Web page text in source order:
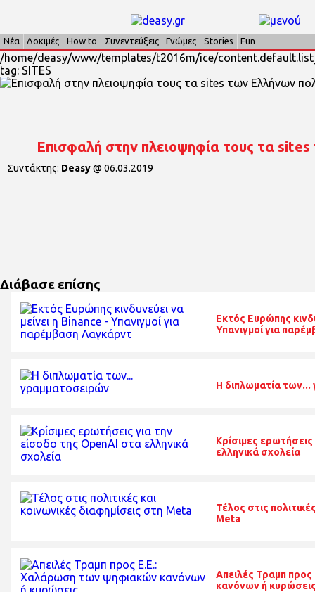
Νέα Δοκιμές How to Συνεντεύξεις Γνώμες Stories Fun
/home/deasy/www/templates/t2016m/ice/
tag: SITES
Επισφαλή στην πλειοψηφία τους τα
Συντάκτης: Deasy@ 06.03.2019
Διάβασε επίσης
Εκτός Ευρώπης
Υπανιγμοί για
Η διπλωματία
Κρίσιμες
ελληνικά σχολεία
Τέλος στις
Meta
Απειλές Τραμπ
κανόνων ή